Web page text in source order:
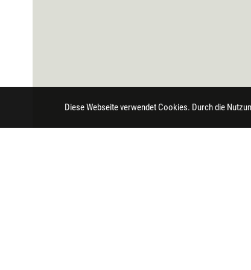
Diese Webseite verwendet Cookies. Durch die